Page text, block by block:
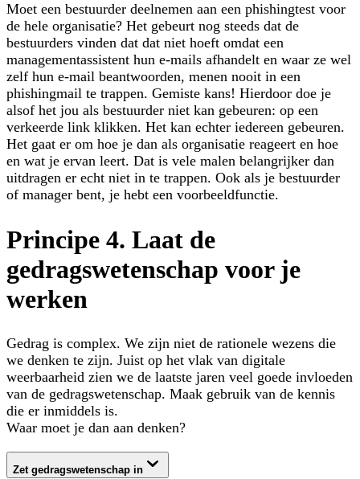
Moet een bestuurder deelnemen aan een phishingtest voor
de hele organisatie? Het gebeurt nog steeds dat de
bestuurders vinden dat dat niet hoeft omdat een
managementassistent hun e-mails afhandelt en waar ze wel
zelf hun e-mail beantwoorden, menen nooit in een
phishingmail te trappen. Gemiste kans! Hierdoor doe je
alsof het jou als bestuurder niet kan gebeuren: op een
verkeerde link klikken. Het kan echter iedereen gebeuren.
Het gaat er om hoe je dan als organisatie reageert en hoe
en wat je ervan leert. Dat is vele malen belangrijker dan
uitdragen er echt niet in te trappen. Ook als je bestuurder
of manager bent, je hebt een voorbeeldfunctie.
Principe 4. Laat de
gedragswetenschap voor je
werken
Gedrag is complex. We zijn niet de rationele wezens die
we denken te zijn. Juist op het vlak van digitale
weerbaarheid zien we de laatste jaren veel goede invloeden
van de gedragswetenschap. Maak gebruik van de kennis
die er inmiddels is.
Waar moet je dan aan denken?
Zet gedragswetenschap in